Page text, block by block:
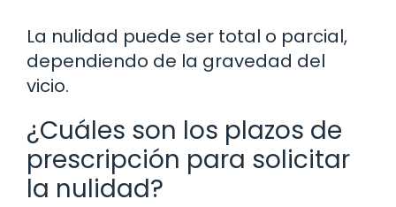
La nulidad puede ser total o parcial,
dependiendo de la gravedad del
vicio.
¿Cuáles son los plazos de
prescripción para solicitar
la nulidad?